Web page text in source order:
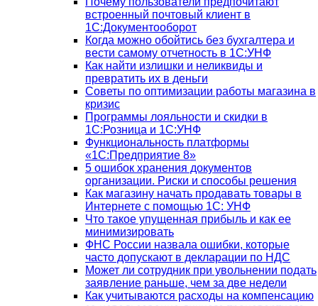
встроенный почтовый клиент в
1С:Документооборот
Когда можно обойтись без бухгалтера и
вести самому отчетность в 1С:УНФ
Как найти излишки и неликвиды и
превратить их в деньги
Советы по оптимизации работы магазина в
кризис
Программы лояльности и скидки в
1С:Розница и 1С:УНФ
Функциональность платформы
«1С:Предприятие 8»
5 ошибок хранения документов
организации. Риски и способы решения
Как магазину начать продавать товары в
Интернете с помощью 1С: УНФ
Что такое упущенная прибыль и как ее
минимизировать
ФНС России назвала ошибки, которые
часто допускают в декларации по НДС
Может ли сотрудник при увольнении подать
заявление раньше, чем за две недели
Как учитываются расходы на компенсацию